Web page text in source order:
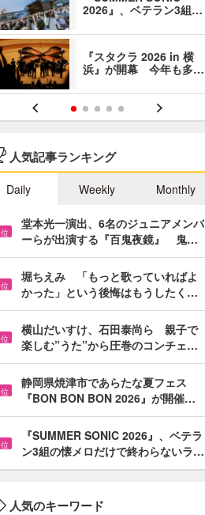
2026』、ベテラン3組…
『スタクラ 2026 in 横
浜』が開幕 今年も多…
人気記事ランキング
Daily Weekly Monthly
位
堂本光一演出、6名のジュニアメンバ
ーらが出演する『百鬼夜鏡』 鬼…
位
堀ちえみ 「もっと歌っていればよ
かった」という後悔はもうしたく…
位
横山だいすけ、石田泰尚ら 親子で
楽しむ”うた”から圧巻のコンチェ…
位
静岡県焼津市であらたな夏フェス
『BON BON BON 2026』が開催…
位
『SUMMER SONIC 2026』、ベテラ
ン3組の懐メロだけで終わらないラ…
人気のキーワード